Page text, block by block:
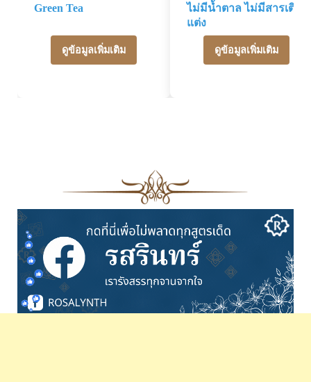
Green Tea
ดูข้อมูลเพิ่มเติม
ไม่มีน้ำตาล ไม่มีสารเติม
แต่ง
ดูข้อมูลเพิ่มเติม